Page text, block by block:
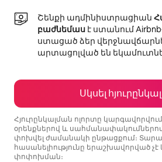
Շենքի ադմինիստրացիան
բաժնեմաս է ստանում
ստացած ձեր
արտացոլված են
Սկսել
Հյուրընկալման ոլորտը
օրենքներով և
փոխվել ժամանակի ընթացքում։
հասանելիությունը երաշխավորված
փոփոխման։